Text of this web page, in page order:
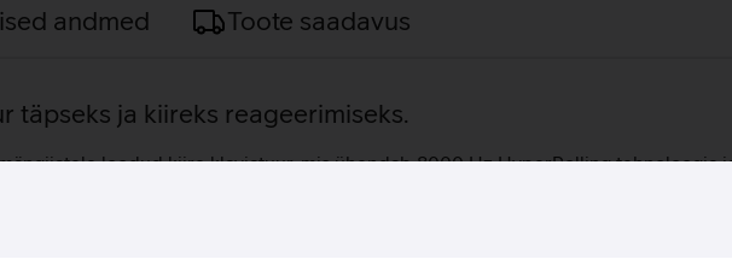
andmed Toote saadavus
täpseks ja kiireks reageerimiseks.
loodud kiire klaviatuur, mis ühendab 8000 Hz HyperPolling tehnoloogia
sisendviivitus. Rapid Trigger funktsioon võimaldab klahvidel lähtestuda juba 0,1
mänguolukorras. Reguleeritav 0,1–4,0 mm käivituspunkt võimaldab valida, kui
Tap tehnoloogia võimaldab teha välkkiireid suunamuutusi, kuna klaviatuur